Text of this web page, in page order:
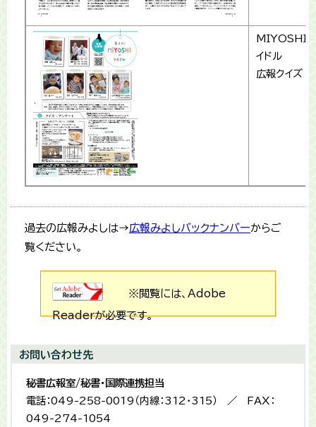
MIYOSHI
イドル
広報クイズ
過去の広報みよしは→広報みよしバックナンバーからご
覧ください。
※閲覧には、Adobe
Readerが必要です。
お問い合わせ先
秘書広報室/秘書・国際連携担当
電話：049-258-0019（内線：312・315） ／ FAX：
049-274-1054